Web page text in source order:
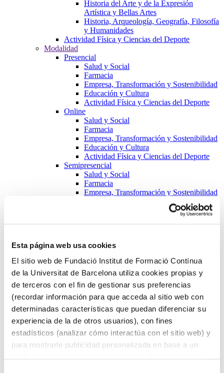
Esta página web usa cookies
El sitio web de Fundació Institut de Formació Contínua
de la Universitat de Barcelona utiliza cookies propias y
de terceros con el fin de gestionar sus preferencias
(recordar información para que acceda al sitio web con
determinadas características que puedan diferenciar su
experiencia de la de otros usuarios), con fines
estadísticos (analizar cómo interactúa con el sitio web) y
para mostrarle publicidad personalizada en base a un
Historia del Arte y de la Expresión
Artística y Bellas Artes
Historia, Arqueología, Geografía, Filosofía
y Humanidades
Actividad Física y Ciencias del Deporte
Modalidad
Presencial
Salud y Social
Farmacia
Empresa, Transformación y Sostenibilidad
Educación y Cultura
Actividad Física y Ciencias del Deporte
Online
Salud y Social
Farmacia
Empresa, Transformación y Sostenibilidad
Educación y Cultura
Actividad Física y Ciencias del Deporte
Semipresencial
Salud y Social
Farmacia
Empresa, Transformación y Sostenibilidad
Actividad Física y Ciencias del Deporte
Farmacia
Educación y Cultura
Actividad Física y Ciencias del Deporte
Formación de Postgrados
Salud y Social
Farmacia
Empresa, Transformación y Sostenibilidad
Educación y Cultura
Actividad Física y Ciencias del Deporte
Cursos
Salud y Social